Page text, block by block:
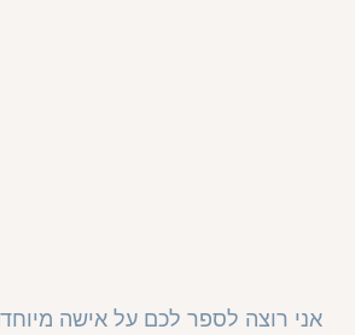
אני רוצה לספר לכם על אישה